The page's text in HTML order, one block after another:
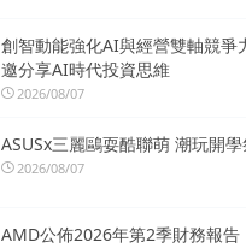
創智動能強化AI與經營雙軸競爭
邀分享AI時代投資思維
2026/08/07
ASUSx三麗鷗耍酷聯萌 潮玩開學
2026/08/07
AMD公佈2026年第2季財務報告